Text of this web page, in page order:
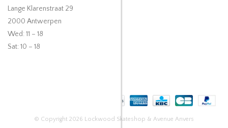
Lange Klarenstraat 29
2000 Antwerpen
Wed: 11 – 18
Sat: 10 – 18
© Copyright 2026 Lockwood Skateshop & Avenue Anvers